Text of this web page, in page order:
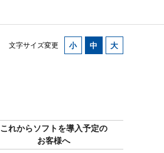
文字サイズ変更
これからソフトを導入予定の
お客様へ